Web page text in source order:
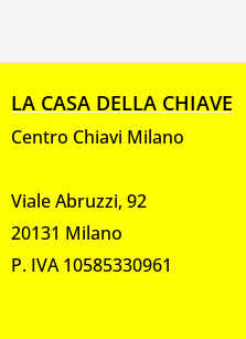
LA CASA DELLA CHIAVE
Centro Chiavi Milano
Viale Abruzzi, 92
20131 Milano
P. IVA 10585330961